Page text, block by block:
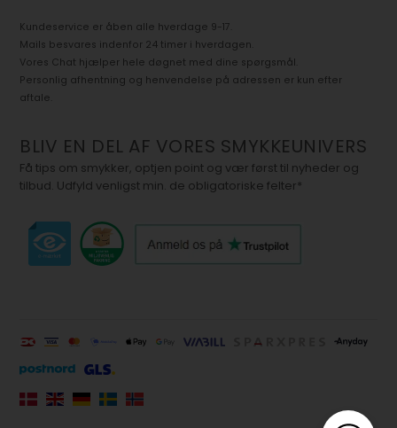
Kundeservice er åben alle hverdage 9-17.
Mails besvares indenfor 24 timer i hverdagen.
Vores Chat hjælper hele døgnet med dine spørgsmål.
Personlig afhentning og henvendelse på adressen er kun efter
aftale.
BLIV EN DEL AF VORES SMYKKEUNIVERS
Få tips om smykker, optjen point og vær først til nyheder og
tilbud. Udfyld venligst min. de obligatoriske felter*